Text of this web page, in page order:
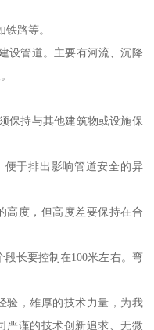
路等。
设管道。主要有河流、沉降
保持与其他建筑物或设施保
便于排出影响管道安全的异
高度，但高度差要保持在合
段长要控制在100米左右。弯
验，雄厚的技术力量，为我
严谨的技术创新追求、无微